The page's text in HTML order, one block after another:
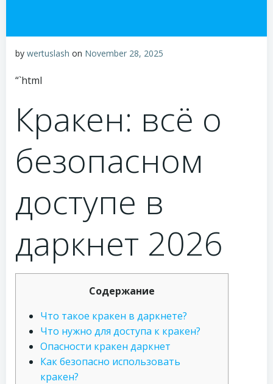
by wertuslash on November 28, 2025
“`html
Кракен: всё о
безопасном
доступе в
даркнет 2026
Содержание
Что такое кракен в даркнете?
Что нужно для доступа к кракен?
Опасности кракен даркнет
Как безопасно использовать
кракен?